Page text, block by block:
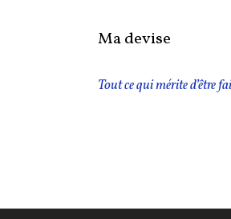
Ma devise
Tout ce qui mérite d’être